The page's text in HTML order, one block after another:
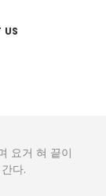
US
요거 혀 끝이
다.